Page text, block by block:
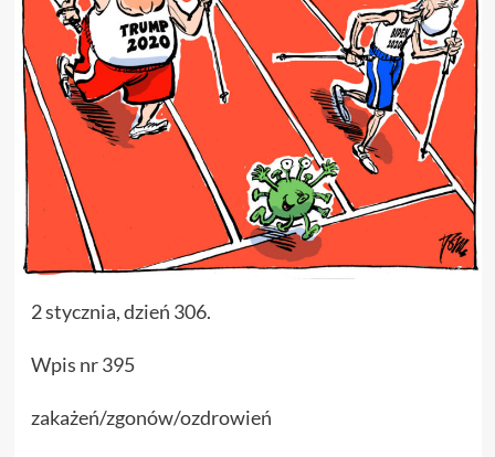
2 stycznia, dzień 306.
Wpis nr 395
zakażeń/zgonów/ozdrowień